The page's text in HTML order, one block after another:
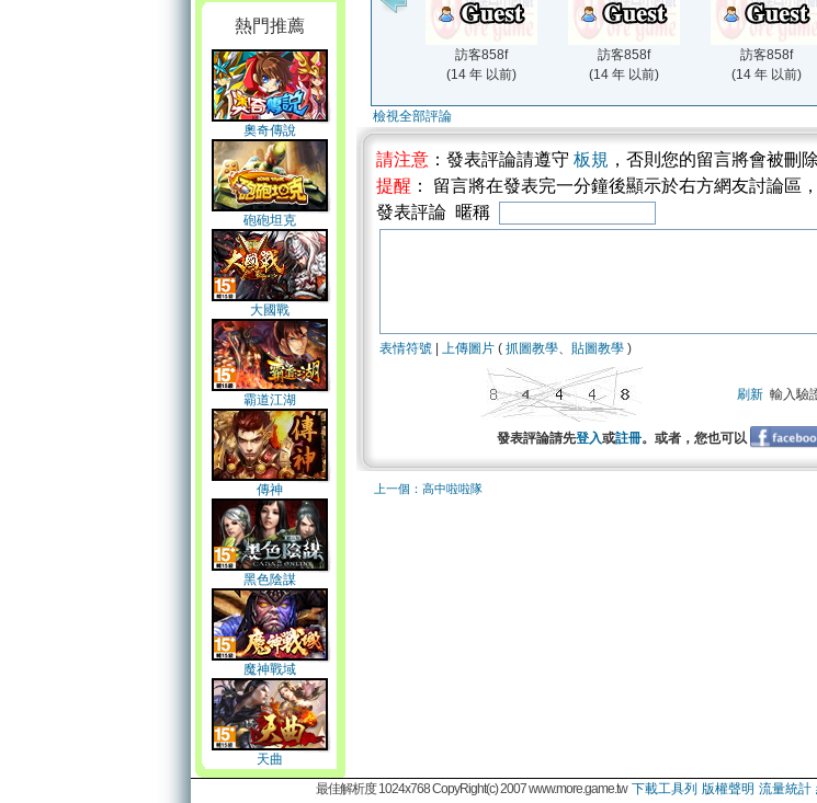
熱門推薦
奧奇傳說
砲砲坦克
大國戰
霸道江湖
傳神
黑色陰謀
魔神戰域
天曲
訪客858f
(14 年 以前)
訪客858f
(14 年 以前)
訪客858f
(14 年 以前)
檢視全部評論
請注意 ：發表評論請遵守 板規 ，否則您的留言將會被刪除
提醒 ： 留言將在發表完一分鐘後顯示於右方網友討論區
發表評論 暱稱
表情符號 上傳圖片 ( 抓圖教學、 貼圖教學 )
刷新 輸入驗
發表評論請先登入或註冊。或者，您也可以
上一個：高中啦啦隊
最佳解析度 1024x768 CopyRight(c) 2007 www.more.game.tw 下載工具列 版權聲明 流量統計